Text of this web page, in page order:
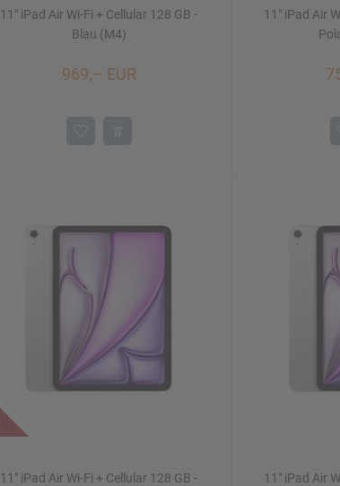
11" iPad Air Wi-Fi + Cellular 128 GB -
Blau (M4)
969,– EUR
11" iPad Air
11" iPad Air Wi-Fi + Cellular 128 GB -
11" iPad Air